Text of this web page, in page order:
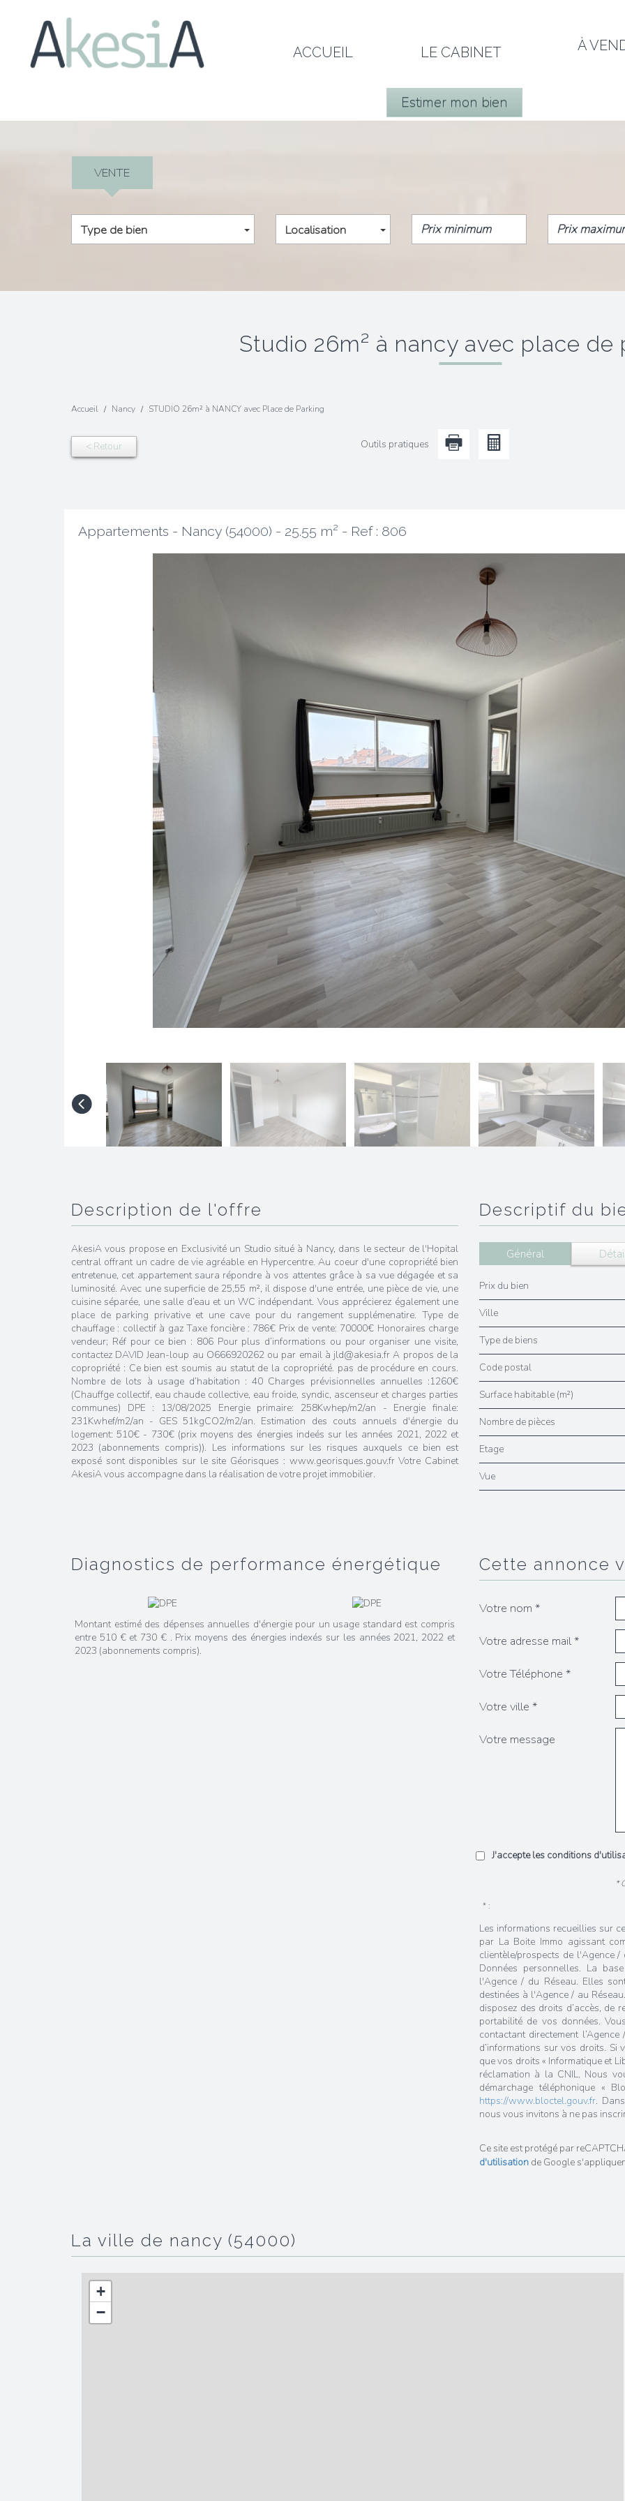
ACCUEIL LE CABINET À
Estimer mon bien
VENTE
Type de bien Localisation
studio 26m² à nancy avec place de
Accueil Nancy STUDIO 26m² à NANCY avec Place de Parking
< Retour Outils pratiques
Appartements - Nancy (54000) - 25.55 m² - Ref : 806
description de l'offre
AkesiA vous propose en Exclusivité un Studio situé à Nancy, dans le secteur de l'Hopital
central offrant un cadre de vie agréable en Hypercentre. Au coeur d'une copropriété bien
entretenue, cet appartement saura répondre à vos attentes grâce à sa vue dégagée et sa
luminosité. Avec une superficie de 25,55 m², il dispose d'une entrée, une pièce de vie, une
cuisine séparée, une salle d’eau et un WC indépendant. Vous apprécierez également une
place de parking privative et une cave pour du rangement supplémenatire. Type de
chauffage : collectif à gaz Taxe foncière : 786€ Prix de vente: 70000€ Honoraires charge
vendeur; Réf pour ce bien : 806 Pour plus d’informations ou pour organiser une visite,
contactez DAVID Jean-loup au O666920262 ou par email à jld@akesia.fr A propos de la
copropriété : Ce bien est soumis au statut de la copropriété. pas de procédure en cours.
Nombre de lots à usage d’habitation : 40 Charges prévisionnelles annuelles :1260€
(Chauffge collectif, eau chaude collective, eau froide, syndic, ascenseur et charges parties
communes) DPE : 13/08/2025 Energie primaire: 258Kwhep/m2/an - Energie finale:
231Kwhef/m2/an - GES 51kgCO2/m2/an. Estimation des couts annuels d'énergie du
logement: 510€ - 730€ (prix moyens des énergies indeés sur les années 2021, 2022 et
2023 (abonnements compris)). Les informations sur les risques auxquels ce bien est
exposé sont disponibles sur le site Géorisques : www.georisques.gouv.fr Votre Cabinet
AkesiA vous accompagne dans la réalisation de votre projet immobilier.
descriptif du
Général
Prix du bien
Ville
Type de biens
Code postal
Surface habitable (m²)
Nombre de pièces
Etage
Vue
diagnostics de performance énergétique
Montant estimé des dépenses annuelles d'énergie pour un usage standard est compris
entre 510 € et 730 € . Prix moyens des énergies indexés sur les années 2021, 2022 et
2023 (abonnements compris).
cette annonce
Votre nom *
Votre adresse mail *
Votre Téléphone *
Votre ville *
Votre message
J'accepte les conditions
*
* :
Les informations recueillies sur
par La Boite Immo agissant
clientèle/prospects de l'Agence
Données personnelles. La
l'Agence / du Réseau. Elles
destinées à l'Agence / au
disposez des droits d’accès, de
portabilité de vos données.
contactant directement
d’informations sur vos droits. Si
que vos droits « Informatique et
réclamation à la CNIL. Nous
démarchage téléphonique «
https://www.bloctel.gouv.fr.
nous vous invitons à ne pas
Ce site est protégé par
d'utilisation de Google
la ville de nancy (54000)
+
−